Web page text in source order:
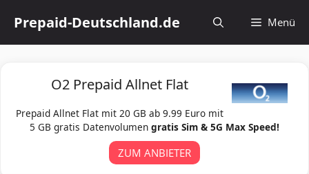
Inhalt
springen
Prepaid-Deutschland.de Menü
O2 Prepaid Allnet Flat
Prepaid Allnet Flat mit 20 GB ab 9.99 Euro mit
5 GB gratis Datenvolumen gratis Sim & 5G Max Speed!
ZUM ANBIETER